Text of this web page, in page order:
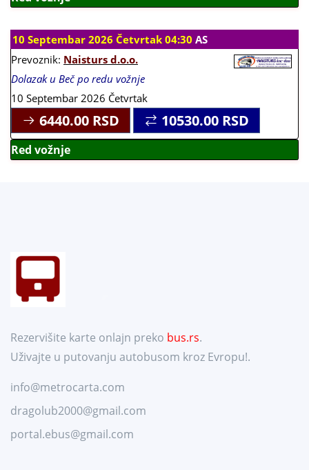
10 Septembar 2026 Četvrtak 04:30 AS
Prevoznik: Naisturs d.o.o.
Dolazak u Beč po redu vožnje
10 Septembar 2026 Četvrtak
6440.00 RSD 10530.00 RSD
Red vožnje
Rezervišite karte onlajn preko bus.rs.
Uživajte u putovanju autobusom kroz Evropu!.
info@metrocarta.com
dragolub2000@gmail.com
portal.ebus@gmail.com